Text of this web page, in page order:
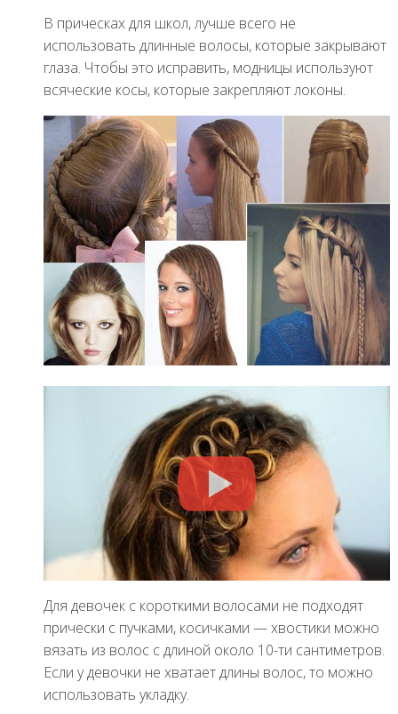
В прическах для школ, лучше всего не
использовать длинные волосы, которые закрывают
глаза. Чтобы это исправить, модницы используют
всяческие косы, которые закрепляют локоны.
Для девочек с короткими волосами не подходят
прически с пучками, косичками — хвостики можно
вязать из волос с длиной около 10-ти сантиметров.
Если у девочки не хватает длины волос, то можно
использовать укладку.